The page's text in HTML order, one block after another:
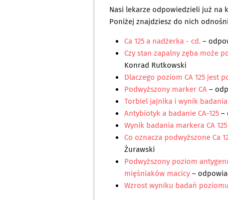
Nasi lekarze odpowiedzieli już
Poniżej znajdziesz do nich
Ca 125 a nadżerka - cd.–
Czy stan zapalny zęba może
Konrad Rutkowski
Dlaczego poziom CA 125 jest
Podwyższony marker CA–
Torbiel jajnika i wynik badania
Antybiotyk a badanie CA-125–
Wynik badania markera CA 125
Co oznacza podwyższone Ca
Żurawski
Podwyższony poziom
mięśniaków macicy–
Wzrost wyniku badań poziomu